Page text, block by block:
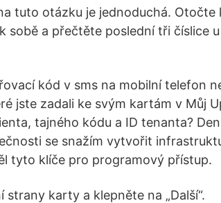
tuto otázku je jednoduchá. Otočte
sobě a přečtěte poslední tři číslice u
kód v sms na mobilní telefon
jste zadali ke svým kartám v Můj
tajného kódu a ID tenanta?
se snažím vytvořit
tyto klíče pro programový přístup.
karty a klepněte na „Další“.